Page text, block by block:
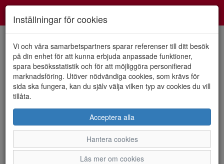
HEM SOFT WORK
Inställningar för cookies
Vi och våra samarbetspartners sparar referenser till ditt besök
på din enhet för att kunna erbjuda anpassade funktioner,
spara besöksstatistik och för att möjliggöra personifierad
marknadsföring. Utöver nödvändiga cookies, som krävs för
sida ska fungera, kan du själv välja vilken typ av cookies du vill
tillåta.
Acceptera alla
Hantera cookies
Läs mer om cookies